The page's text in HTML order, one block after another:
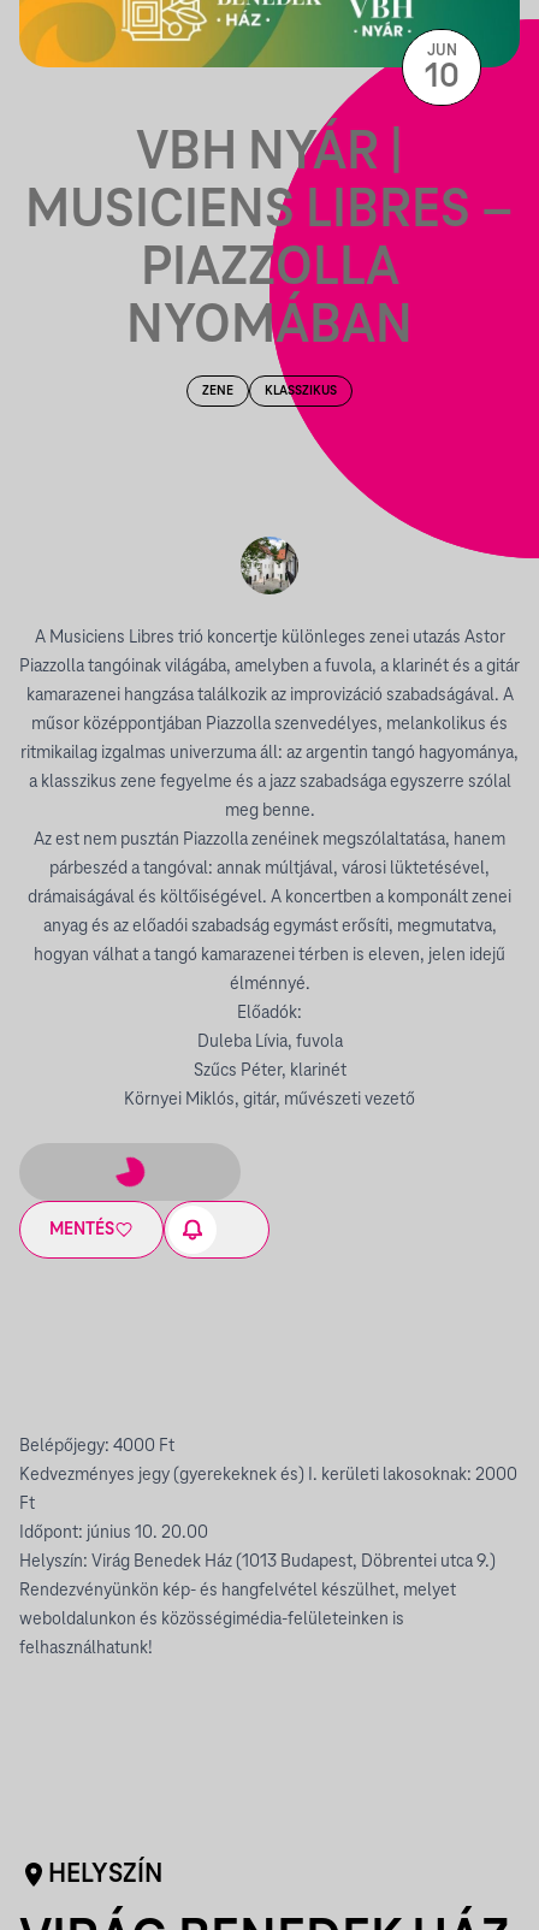
VBH NYÁR |
MUSICIENS LIBRES –
PIAZZOLLA
NYOMÁBAN
ZENE KLASSZIKUS
A Musiciens Libres trió koncertje különleges zenei utazás Astor
Piazzolla tangóinak világába, amelyben a fuvola, a klarinét és a gitár
kamarazenei hangzása találkozik az improvizáció szabadságával. A
műsor középpontjában Piazzolla szenvedélyes, melankolikus és
ritmikailag izgalmas univerzuma áll: az argentin tangó hagyománya,
a klasszikus zene fegyelme és a jazz szabadsága egyszerre szólal
meg benne.
Az est nem pusztán Piazzolla zenéinek megszólaltatása, hanem
párbeszéd a tangóval: annak múltjával, városi lüktetésével,
drámaiságával és költőiségével. A koncertben a komponált zenei
anyag és az előadói szabadság egymást erősíti, megmutatva,
hogyan válhat a tangó kamarazenei térben is eleven, jelen idejű
élménnyé.
Előadók:
Duleba Lívia, fuvola
Szűcs Péter, klarinét
Környei Miklós, gitár, művészeti vezető
MENTÉS
JUN
10
Belépőjegy: 4000 Ft
Kedvezményes jegy (gyerekeknek és) I. kerületi lakosoknak: 2000
Ft
Időpont: június 10. 20.00
Helyszín: Virág Benedek Ház (1013 Budapest, Döbrentei utca 9.)
Rendezvényünkön kép- és hangfelvétel készülhet, melyet
weboldalunkon és közösségimédia-felületeinken is
felhasználhatunk!
HELYSZÍN